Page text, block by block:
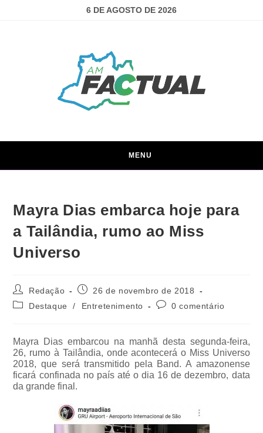
6 DE AGOSTO DE 2026
MENU
Mayra Dias embarca hoje para
a Tailândia, rumo ao Miss
Universo
Redação
26 de novembro de 2018
Destaque
/ Entretenimento 0 comentário
Mayra Dias embarcou na manhã desta segunda-feira,
26, rumo à Tailândia, onde acontecerá o Miss Universo
2018, que será transmitido pela Band. A amazonense
ficará confinada no país até o dia 16 de dezembro, data
da grande final.